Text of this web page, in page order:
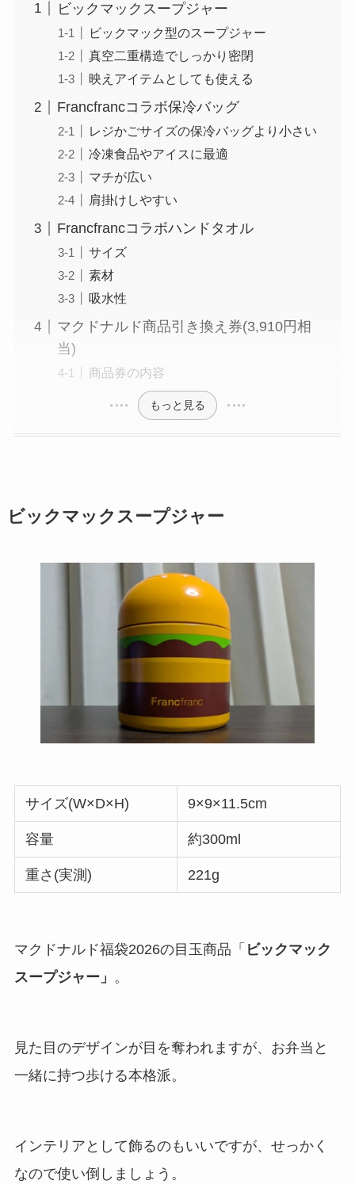
ビックマックスープジャー
ビックマック型のスープジャー
真空二重構造でしっかり密閉
映えアイテムとしても使える
Francfrancコラボ保冷バッグ
レジかごサイズの保冷バッグより小さい
冷凍食品やアイスに最適
マチが広い
肩掛けしやすい
Francfrancコラボハンドタオル
サイズ
素材
吸水性
マクドナルド商品引き換え券(3,910円相
当)
商品券の内容
もっと見る
ビックマックスープジャー
サイズ(W×D×H) 9×9×11.5cm
容量 約300ml
重さ(実測) 221g
マクドナルド福袋2026の目玉商品「 ビックマック
スープジャー」 。
見た目のデザインが目を奪われますが、お弁当と
一緒に持つ歩ける本格派。
インテリアとして飾るのもいいですが、せっかく
なので使い倒しましょう。